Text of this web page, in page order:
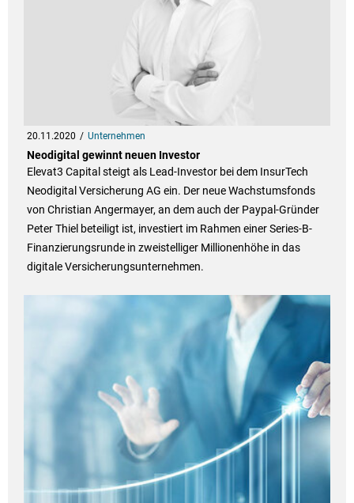
20.11.2020 Unternehmen
Neodigital gewinnt neuen Investor
Elevat3 Capital steigt als Lead-Investor bei dem InsurTech
Neodigital Versicherung AG ein. Der neue Wachstumsfonds
von Christian Angermayer, an dem auch der Paypal-Gründer
Peter Thiel beteiligt ist, investiert im Rahmen einer Series-B-
Finanzierungsrunde in zweistelliger Millionenhöhe in das
digitale Versicherungsunternehmen.